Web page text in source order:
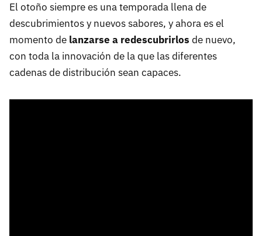
El otoño siempre es una temporada llena de
descubrimientos y nuevos sabores, y ahora es el
momento de lanzarse a redescubrirlos de nuevo,
con toda la innovación de la que las diferentes
cadenas de distribución sean capaces.